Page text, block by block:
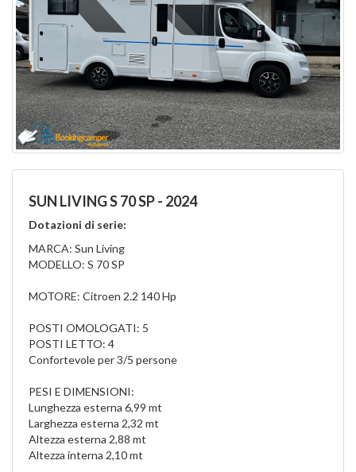
SUN LIVING S 70 SP - 2024
Dotazioni di serie:
MARCA: Sun Living
MODELLO: S 70 SP
MOTORE: Citroen 2.2 140 Hp
POSTI OMOLOGATI: 5
POSTI LETTO: 4
Confortevole per 3/5 persone
PESI E DIMENSIONI:
Lunghezza esterna 6,99 mt
Larghezza esterna 2,32 mt
Altezza esterna 2,88 mt
Altezza interna 2,10 mt